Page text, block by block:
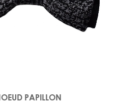
PAPILLON